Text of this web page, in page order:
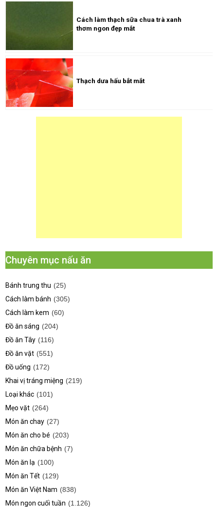
Cách làm thạch sữa chua trà xanh
thơm ngon đẹp mắt
Thạch dưa hấu bắt mắt
Chuyên mục nấu ăn
Bánh trung thu (25)
Cách làm bánh (305)
Cách làm kem (60)
Đồ ăn sáng (204)
Đồ ăn Tây (116)
Đồ ăn vặt (551)
Đồ uống (172)
Khai vị tráng miệng (219)
Loại khác (101)
Mẹo vặt (264)
Món ăn chay (27)
Món ăn cho bé (203)
Món ăn chữa bệnh (7)
Món ăn lạ (100)
Món ăn Tết (129)
Món ăn Việt Nam (838)
Món ngon cuối tuần (1.126)